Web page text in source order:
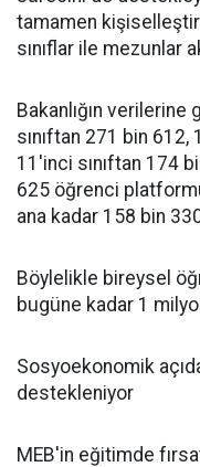
tamamen
sınıflar ile mezunlar
Bakanlığın
sınıftan 271 bin 612,
11'inci sınıftan 174
625 öğrenci
ana kadar 158 bin
Böylelikle bireysel
bugüne kadar 1
Sosyoekonomik
destekleniyor
MEB'in eğitimde